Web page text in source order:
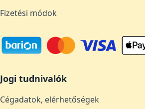
Fizetési módok
Jogi tudnivalók
Cégadatok, elérhetőségek